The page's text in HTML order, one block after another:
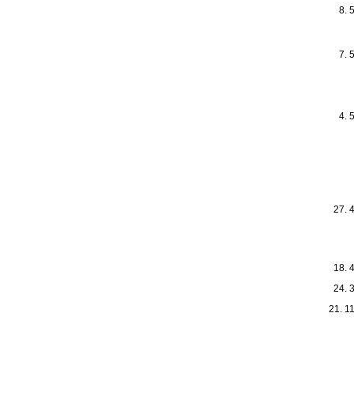
8.
7.
4.
27.
18.
24.
21.